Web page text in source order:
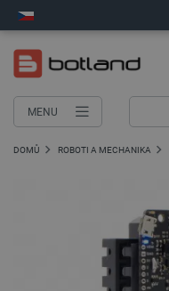
MENU
DOMŮ ROBOTI A MECHANIKA